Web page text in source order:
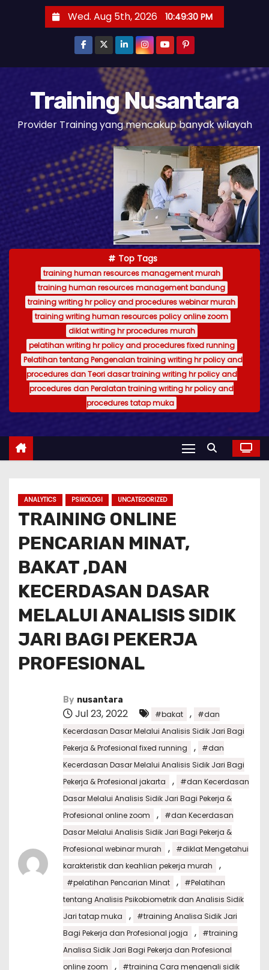
t
Wed. Aug 5th, 2026 10:49:31 PM
Training Nusantara
Provider Training yang mencakup banyak wilayah
Top Tags
training human resources management murah
training human resources management bandung
training writing hr policy and procedures webinar murah
training writing human resources policy online zoom
diklat writing hr procedures murah
pelatihan writing hr policy and procedures fixed running
Pelatihan tentang Pengenalan training writing hr policy and
procedures dan Teori dasar training writing hr policy and
procedures dan Peralatan training writing hr policy and
procedures tatap muka
ANALYTICS PSIKOLOGI UNCATEGORIZED
TRAINING ONLINE
PENCARIAN MINAT,
BAKAT ,DAN
KECERDASAN DASAR
MELALUI ANALISIS SIDIK
JARI BAGI PEKERJA
PROFESIONAL
By nusantara
Jul 23, 2022 #bakat ,
#dan
Kecerdasan Dasar Melalui Analisis Sidik Jari Bagi
Pekerja & Profesional fixed running
,
#dan
Kecerdasan Dasar Melalui Analisis Sidik Jari Bagi
Pekerja & Profesional jakarta
,
#dan Kecerdasan
Dasar Melalui Analisis Sidik Jari Bagi Pekerja &
Profesional online zoom
,
#dan Kecerdasan
Dasar Melalui Analisis Sidik Jari Bagi Pekerja &
Profesional webinar murah
,
#diklat Mengetahui
karakteristik dan keahlian pekerja murah
,
#pelatihan Pencarian Minat ,
#Pelatihan
tentang Analisis Psikobiometrik dan Analisis Sidik
Jari tatap muka
,
#training Analisa Sidik Jari
Bagi Pekerja dan Profesional jogja
,
#training
Analisa Sidik Jari Bagi Pekerja dan Profesional
online zoom
,
#training Cara mengenali sidik